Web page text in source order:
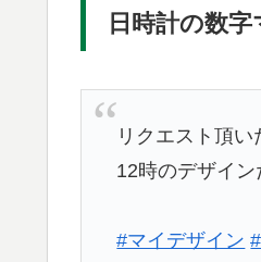
日時計の数
リクエスト頂
12時のデザイ
#マイデザイン